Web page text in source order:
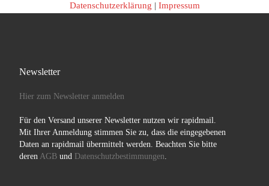
Datenschutzerklärung | Impressum
Newsletter
Hier zum Newsletter anmelden
Für den Versand unserer Newsletter nutzen wir rapidmail.
Mit Ihrer Anmeldung stimmen Sie zu, dass die eingegebenen
Daten an rapidmail übermittelt werden. Beachten Sie bitte
deren AGBund Datenschutzbestimmungen